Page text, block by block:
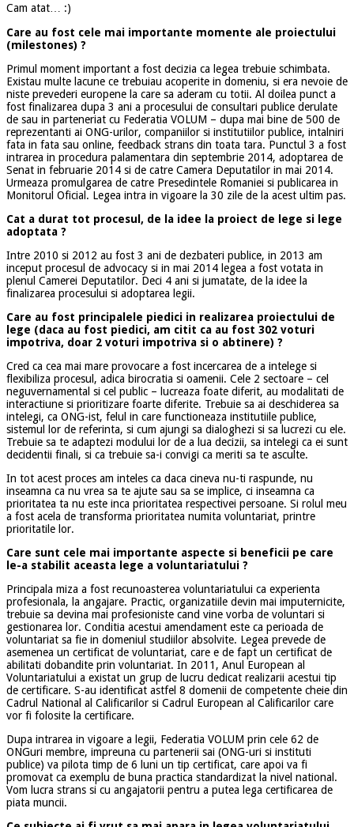
Cam atat… :)
Care au fost cele mai importante momente ale proiectului
(milestones) ?
Primul moment important a fost decizia ca legea trebuie schimbata.
Existau multe lacune ce trebuiau acoperite in domeniu, si era nevoie de
niste prevederi europene la care sa aderam cu totii. Al doilea punct a
fost finalizarea dupa 3 ani a procesului de consultari publice derulate
de sau in parteneriat cu Federatia VOLUM – dupa mai bine de 500 de
reprezentanti ai ONG-urilor, companiilor si institutiilor publice, intalniri
fata in fata sau online, feedback strans din toata tara. Punctul 3 a fost
intrarea in procedura palamentara din septembrie 2014, adoptarea de
Senat in februarie 2014 si de catre Camera Deputatilor in mai 2014.
Urmeaza promulgarea de catre Presedintele Romaniei si publicarea in
Monitorul Oficial. Legea intra in vigoare la 30 zile de la acest ultim pas.
Cat a durat tot procesul, de la idee la proiect de lege si lege
adoptata ?
Intre 2010 si 2012 au fost 3 ani de dezbateri publice, in 2013 am
inceput procesul de advocacy si in mai 2014 legea a fost votata in
plenul Camerei Deputatilor. Deci 4 ani si jumatate, de la idee la
finalizarea procesului si adoptarea legii.
Care au fost principalele piedici in realizarea proiectului de
lege (daca au fost piedici, am citit ca au fost 302 voturi
impotriva, doar 2 voturi impotriva si o abtinere) ?
Cred ca cea mai mare provocare a fost incercarea de a intelege si
flexibiliza procesul, adica birocratia si oamenii. Cele 2 sectoare – cel
neguvernamental si cel public – lucreaza foate diferit, au modalitati de
interactiune si prioritizare foarte diferite. Trebuie sa ai deschiderea sa
intelegi, ca ONG-ist, felul in care functioneaza institutiile publice,
sistemul lor de referinta, si cum ajungi sa dialoghezi si sa lucrezi cu ele.
Trebuie sa te adaptezi modului lor de a lua decizii, sa intelegi ca ei sunt
decidentii finali, si ca trebuie sa-i convigi ca meriti sa te asculte.
In tot acest proces am inteles ca daca cineva nu-ti raspunde, nu
inseamna ca nu vrea sa te ajute sau sa se implice, ci inseamna ca
prioritatea ta nu este inca prioritatea respectivei persoane. Si rolul meu
a fost acela de transforma prioritatea numita voluntariat, printre
prioritatile lor.
Care sunt cele mai importante aspecte si beneficii pe care
le-a stabilit aceasta lege a voluntariatului ?
Principala miza a fost recunoasterea voluntariatului ca experienta
profesionala, la angajare. Practic, organizatiile devin mai imputernicite,
trebuie sa devina mai profesioniste cand vine vorba de voluntari si
gestionarea lor. Conditia acestui amendament este ca perioada de
voluntariat sa fie in domeniul studiilor absolvite. Legea prevede de
asemenea un certificat de voluntariat, care e de fapt un certificat de
abilitati dobandite prin voluntariat. In 2011, Anul European al
Voluntariatului a existat un grup de lucru dedicat realizarii acestui tip
de certificare. S-au identificat astfel 8 domenii de competente cheie din
Cadrul National al Calificarilor si Cadrul European al Calificarilor care
vor fi folosite la certificare.
Dupa intrarea in vigoare a legii, Federatia VOLUM prin cele 62 de
ONGuri membre, impreuna cu partenerii sai (ONG-uri si instituti
publice) va pilota timp de 6 luni un tip certificat, care apoi va fi
promovat ca exemplu de buna practica standardizat la nivel national.
Vom lucra strans si cu angajatorii pentru a putea lega certificarea de
piata muncii.